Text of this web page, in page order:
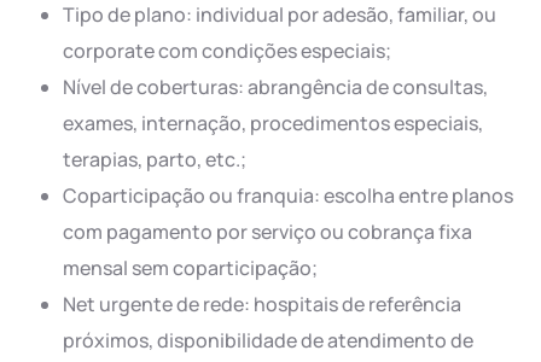
Tipo de plano: individual por adesão, familiar, ou
corporate com condições especiais;
Nível de coberturas: abrangência de consultas,
exames, internação, procedimentos especiais,
terapias, parto, etc.;
Coparticipação ou franquia: escolha entre planos
com pagamento por serviço ou cobrança fixa
mensal sem coparticipação;
Net urgente de rede: hospitais de referência
próximos, disponibilidade de atendimento de